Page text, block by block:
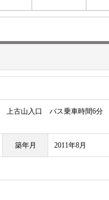
上古山入口 バス乗車時間6分
築年月 2011年8月